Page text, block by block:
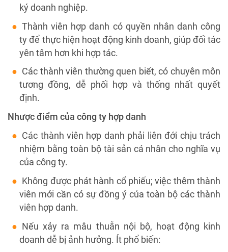
ký doanh nghiệp.
Thành viên hợp danh có quyền nhân danh công
ty để thực hiện hoạt động kinh doanh, giúp đối tác
yên tâm hơn khi hợp tác.
Các thành viên thường quen biết, có chuyên môn
tương đồng, dễ phối hợp và thống nhất quyết
định.
Nhược điểm của công ty hợp danh
Các thành viên hợp danh phải liên đới chịu trách
nhiệm bằng toàn bộ tài sản cá nhân cho nghĩa vụ
của công ty.
Không được phát hành cổ phiếu; việc thêm thành
viên mới cần có sự đồng ý của toàn bộ các thành
viên hợp danh.
Nếu xảy ra mâu thuẫn nội bộ, hoạt động kinh
doanh dễ bị ảnh hưởng. Ít phổ biến: